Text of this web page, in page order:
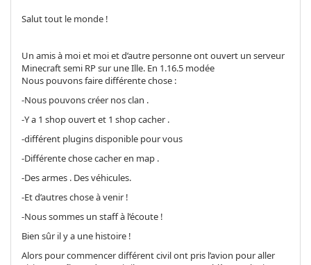
Salut tout le monde !
Un amis à moi et moi et d’autre personne ont ouvert un serveur
Minecraft semi RP sur une Ille. En 1.16.5 modée
Nous pouvons faire différente chose :
-Nous pouvons créer nos clan .
-Y a 1 shop ouvert et 1 shop cacher .
-différent plugins disponible pour vous
-Différente chose cacher en map .
-Des armes . Des véhicules.
-Et d’autres chose à venir !
-Nous sommes un staff à l’écoute !
Bien sûr il y a une histoire !
Alors pour commencer différent civil ont pris l’avion pour aller